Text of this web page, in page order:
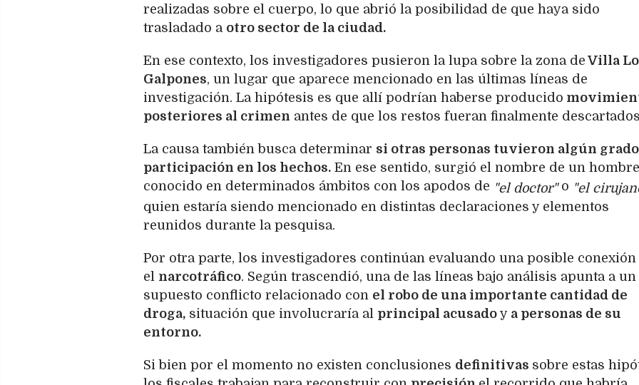
realizadas sobre el cuerpo, lo que abrió la posibilidad de que haya sido
trasladado a otro sector de la ciudad.
En ese contexto, los investigadores pusieron la lupa sobre la zona de Villa
Galpones, un lugar que aparece mencionado en las últimas líneas de
investigación. La hipótesis es que allí podrían haberse producido
posteriores al crimen antes de que los restos fueran finalmente
La causa también busca determinar si otras personas tuvieron algún grado
participación en los hechos. En ese sentido, surgió el nombre de un hombre
conocido en determinados ámbitos con los apodos de "el doctor"o "el
quien estaría siendo mencionado en distintas declaraciones y elementos
reunidos durante la pesquisa.
Por otra parte, los investigadores continúan evaluando una posible conexión
el narcotráfico. Según trascendió, una de las líneas bajo análisis apunta a un
supuesto conflicto relacionado con el robo de una importante cantidad de
droga, situación que involucraría al principal acusado y a personas de su
entorno.
Si bien por el momento no existen conclusiones definitivas sobre estas